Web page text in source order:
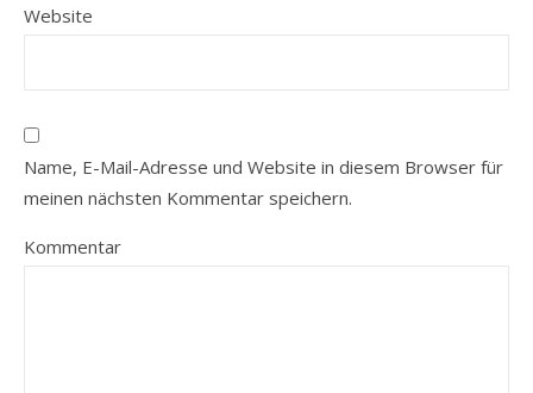
Website
Name, E-Mail-Adresse und Website in diesem Browser für
meinen nächsten Kommentar speichern.
Kommentar